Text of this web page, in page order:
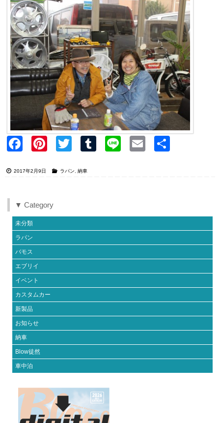
Faceb Pinter Twitter Tumblr Line Email
2017年2月9日 ラパン,納車
▼ Category
未分類
ラパン
バモス
エブリイ
イベント
カスタムカー
新製品
お知らせ
納車
Blow徒然
車中泊